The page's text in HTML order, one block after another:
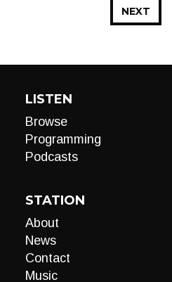
NEXT
LISTEN
Browse
Programming
Podcasts
STATION
About
News
Contact
Music